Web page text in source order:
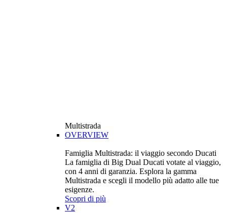
Multistrada
OVERVIEW
Famiglia Multistrada: il viaggio secondo Ducati
La famiglia di Big Dual Ducati votate al viaggio,
con 4 anni di garanzia. Esplora la gamma
Multistrada e scegli il modello più adatto alle tue
esigenze.
Scopri di più
V2